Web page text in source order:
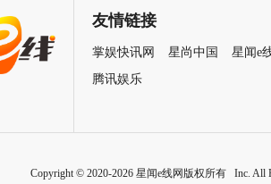
邀你共赴探案之旅友情链接
掌娱快讯网 星尚中国 星闻e
腾讯娱乐
Copyright © 2020-2026 星闻e线网版权所有 Inc. All